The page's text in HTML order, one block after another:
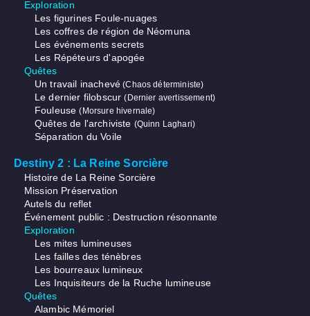
Exploration
Les figurines Foule-nuages
Les coffres de région de Néomuna
Les événements secrets
Les Répéteurs d'apogée
Quêtes
Un travail inachevé (Chaos déterministe)
Le dernier filobscur(Dernier avertissement)
Fouleuse(Morsure hivernale)
Quêtes de l'archiviste (Quinn Laghari)
Séparation du Voile
Destiny 2 : La Reine Sorcière
Histoire de La Reine Sorcière
Mission Préservation
Autels du reflet
Événement public : Destruction résonnante
Exploration
Les mites lumineuses
Les failles des ténèbres
Les bourreaux lumineux
Les Inquisiteurs de la Ruche lumineuse
Quêtes
Alambic Mémoriel